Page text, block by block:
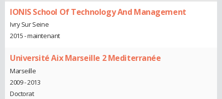
IONIS School Of Technology And Management
Ivry Sur Seine
2015 - maintenant
Université Aix Marseille 2 Mediterranée
Marseille
2009 - 2013
Doctorat